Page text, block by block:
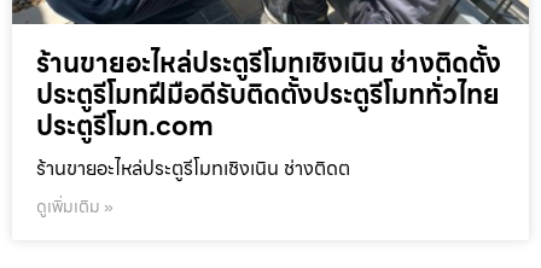
ร้านขายอะไหล่ประตูรีโมทเชิงเนิน ช่างติดตั้ง
ประตูรีโมทฝีมือดีรับติดตั้งประตูรีโมททั่วไทย
ประตูรีโมท.com
ร้านขายอะไหล่ประตูรีโมทเชิงเนิน ช่างติดต
ดูเพิ่มเติม »